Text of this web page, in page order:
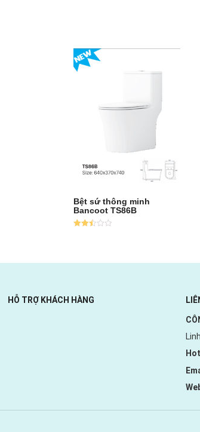
Bệt sứ thông minh
Bancoot TS86B
5
HỖ TRỢ KHÁCH HÀNG